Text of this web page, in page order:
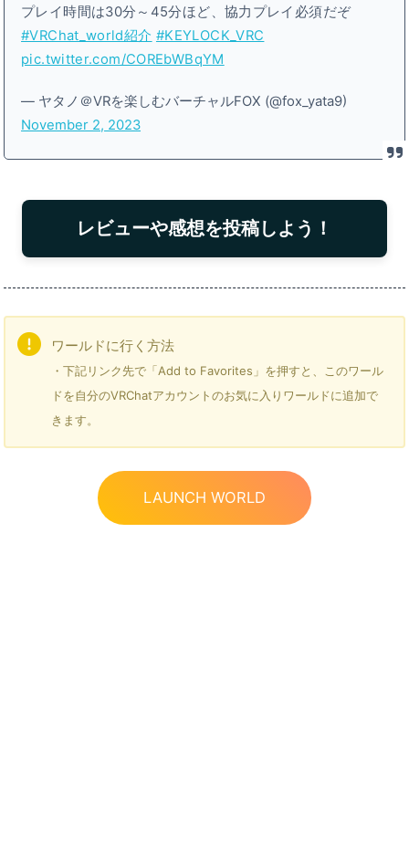
プレイ時間は30分～45分ほど、協力プレイ必須だぞ
#VRChat_world紹介 #KEYLOCK_VRC
pic.twitter.com/COREbWBqYM
— ヤタノ＠VRを楽しむバーチャルFOX (@fox_yata9)
November 2, 2023
レビューや感想を投稿しよう！
ワールドに行く方法
・下記リンク先で「Add to Favorites」を押すと、このワール
ドを自分のVRChatアカウントのお気に入りワールドに追加で
きます。
LAUNCH WORLD